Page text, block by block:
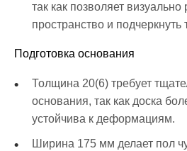
так как позволяет
пространство и подчеркнуть
Подготовка основания
Толщина 20(6) требует
основания, так как доска
устойчива к деформациям.
Ширина 175 мм делает пол